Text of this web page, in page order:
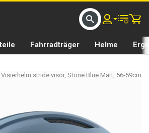
Fahrradträger Helme
Visierhelm stride visor, Stone Blue Matt, 56-59cm